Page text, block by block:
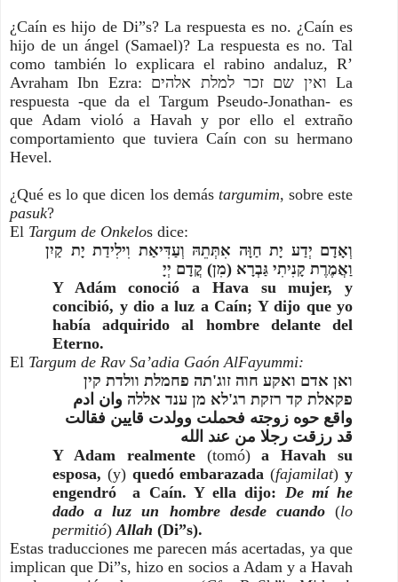
¿Caín es hijo de Di”s? La respuesta es no. ¿Caín es
hijo de un ángel (Samael)? La respuesta es no. Tal
como también lo explicara el rabino andaluz, R’
Avraham Ibn Ezra: ואין שם זכר למלת אלהים La
respuesta -que da el Targum Pseudo-Jonathan- es
que Adam violó a Havah y por ello el extraño
comportamiento que tuviera Caín con su hermano
Hevel.
¿Qué es lo que dicen los demás targumim
pasuk?
El Targum de Onkelos dice:
וַאֲמֶרֶת קָנִיתִי גַּבְרָא (מִן) קֳדָם יְיָ
Y Adám conoció a Hava su mujer, y
concibió, y dio a luz a Caín; Y dijo que yo
había adquirido al hombre delante del
Eterno.
El Targum de Rav Sa’adia Gaón AlFayummi:
قد رزقت رجلا من عند الله
Y Adam realmente (tomó) a Havah su
esposa, (y) quedó embarazada (fajamilat) y
engendró  a Caín. Y ella dijo: De mí he
dado a luz un hombre desde cuando (lo
permitió) Allah (Di”s).
Estas traducciones me parecen más acertadas, ya que
implican que Di”s, hizo en socios a Adam y a Havah